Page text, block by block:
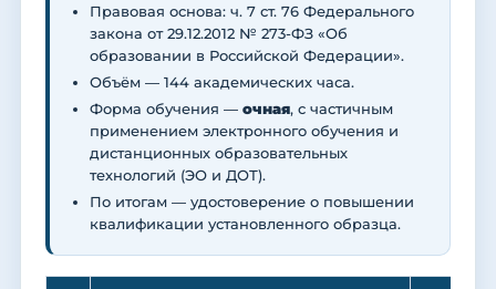
Правовая основа: ч. 7 ст. 76 Федерального
закона от 29.12.2012 № 273-ФЗ «Об
образовании в Российской Федерации».
Объём — 144 академических часа.
Форма обучения — очная, с частичным
применением электронного обучения и
дистанционных образовательных
технологий (ЭО и ДОТ).
По итогам — удостоверение о повышении
квалификации установленного образца.